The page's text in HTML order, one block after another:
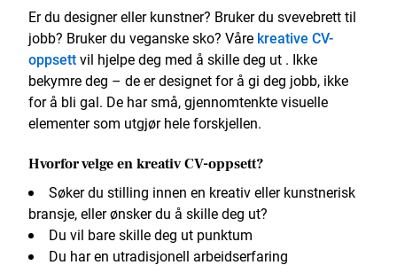
Er du designer eller kunstner? Bruker du svevebrett til
jobb? Bruker du veganske sko? Våre kreative CV-
oppsettvil hjelpe deg med å skille deg ut . Ikke
bekymre deg – de er designet for å gi deg jobb, ikke
for å bli gal. De har små, gjennomtenkte visuelle
elementer som utgjør hele forskjellen.
Hvorfor velge en kreativ CV-oppsett?
Søker du stilling innen en kreativ eller kunstnerisk
bransje, eller ønsker du å skille deg ut?
Du vil bare skille deg ut punktum
Du har en utradisjonell arbeidserfaring